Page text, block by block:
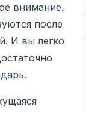
внимание.
после
И вы легко